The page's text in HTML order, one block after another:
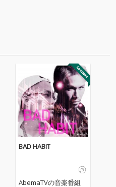
BAD HABIT
AbemaTVの音楽番組